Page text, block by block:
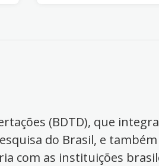
(BDTD), que
do Brasil, e
com as instituições